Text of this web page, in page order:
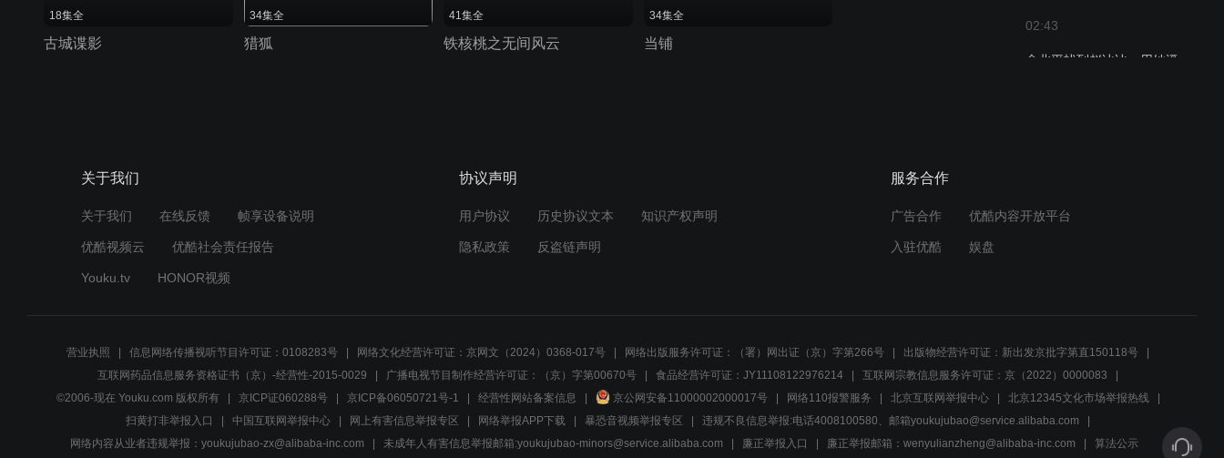
02:43
俞北平找到赵冰冰，用她逼
如果你是清白的，那就证明
给他们看
18集全
古城谍影
34集全
猎狐
41集全
铁核桃之无间风云
34集全
当铺
关于我们
关于我们 在线反馈 帧享设备说明
优酷视频云 优酷社会责任报告
Youku.tv HONOR视频
协议声明
用户协议 历史协议文本 知识产权声明
隐私政策 反盗链声明
服务合作
广告合作 优酷内容开放平台
入驻优酷 娱盘
营业执照 信息网络传播视听节目许可证：0108283号 网络文化经营许可证：京网文（2024）0368-017号 网络出版服务许可证：（署）网出证（京）字第266号
出版物经营许可证：新出发京批字第直150118号
互联网药品信息服务资格证书（京）-经营性-2015-0029
广播电视节目制作经营许可证：（京）字第00670号 食品经营许可证：JY11108122976214
互联网宗教信息服务许可证：京（2022）0000083
©2006-现在 Youku.com 版权所有
京ICP证060288号 京ICP备06050721号-1 经营性网站备案信息 京公网安备11000002000017号 网络110报警服务 北京互联网举报中心
北京12345文化市场举报热线
扫黄打非举报入口
中国互联网举报中心 网上有害信息举报专区 网络举报APP下载 暴恐音视频举报专区
违规不良信息举报:电话4008100580、邮箱youkujubao@service.alibaba.com
网络内容从业者违规举报：youkujubao-zx@alibaba-inc.com
未成年人有害信息举报邮箱:youkujubao-minors@service.alibaba.com 廉正举报入口 廉正举报邮箱：wenyulianzheng@alibaba-inc.com 算法公示